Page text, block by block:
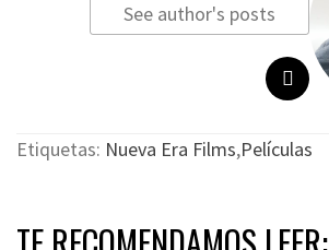
See author's posts
Etiquetas: Nueva Era Films,Películas